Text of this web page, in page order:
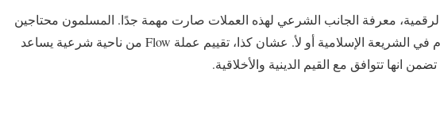
معرفة الجانب الشرعي لهذه العملات صارت مهمة جدًا. المسلمون محتاجين
يعرفوا إذا كانت عملة flow حلال ام حرام في الشريعة الإسلامية أو لأ. عشان كذا، تقييم عملة Flow من ناحية شرعية يساعد
انها تتوافق مع القيم الدينية والأخلاقية.